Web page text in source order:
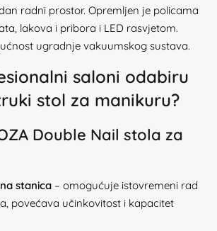
radni prostor. Opremljen je policama
lakova i pribora i LED rasvjetom.
ugradnje vakuumskog sustava.
saloni odabiru
stol za manikuru?
Double Nail stola za
stanica – omogućuje istovremeni rad
povećava učinkovitost i kapacitet